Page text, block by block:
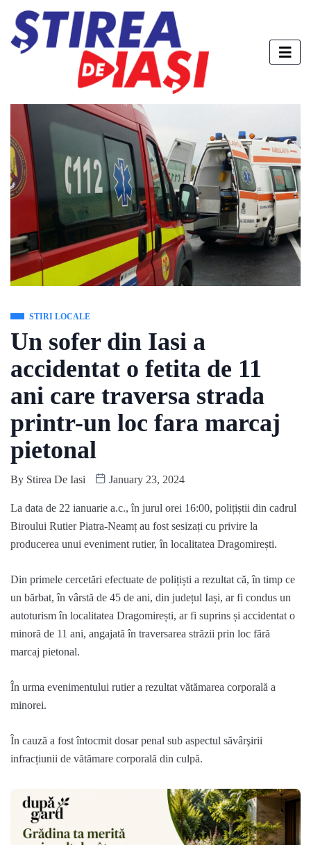
STIRI LOCALE
Un sofer din Iasi a
accidentat o fetita de 11
ani care traversa strada
printr-un loc fara marcaj
pietonal
By Stirea De Iasi January 23, 2024
La data de 22 ianuarie a.c., în jurul orei 16:00, polițiștii din cadrul
Biroului Rutier Piatra-Neamț au fost sesizați cu privire la
producerea unui eveniment rutier, în localitatea Dragomirești.
Din primele cercetări efectuate de polițiști a rezultat că, în timp ce
un bărbat, în vârstă de 45 de ani, din județul Iași, ar fi condus un
autoturism în localitatea Dragomirești, ar fi suprins și accidentat o
minoră de 11 ani, angajată în traversarea străzii prin loc fără
marcaj pietonal.
În urma evenimentului rutier a rezultat vătămarea corporală a
minorei.
În cauză a fost întocmit dosar penal sub aspectul săvârşirii
infracțiunii de vătămare corporală din culpă.